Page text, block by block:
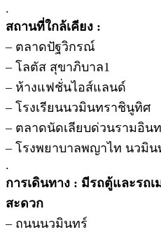
.
สถานที่ใกล้เคียง :
– ตลาดปัฐวิกรณ์
– โลตัส สุขาภิบาล1
– ห้างแฟชั่นไอส์แลนด์
– โรงเรียนนวมินทราชินูทิศ
– ตลาดนัดเลียบด่วนรามอิน
– โรงพยาบาลพญาไท นวมิน
.
การเดินทาง : มีรถตู้และรถ
สะดวก
– ถนนนวมินทร์